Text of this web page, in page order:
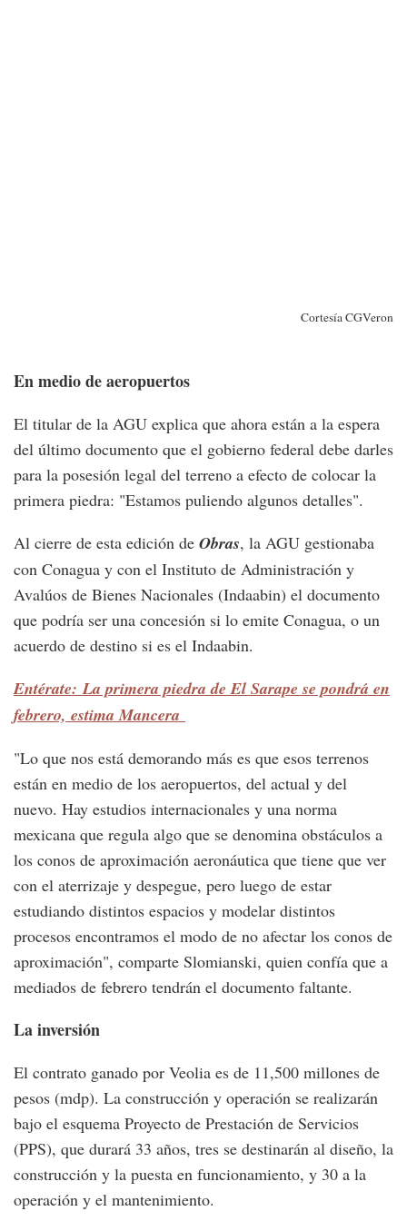
Cortesía CGVeron
En medio de aeropuertos
El titular de la AGU explica que ahora están a la espera
del último documento que el gobierno federal debe darles
para la posesión legal del terreno a efecto de colocar la
primera piedra: "Estamos puliendo algunos detalles".
Al cierre de esta edición de Obras, la AGU gestionaba
con Conagua y con el Instituto de Administración y
Avalúos de Bienes Nacionales (Indaabin) el documento
que podría ser una concesión si lo emite Conagua, o un
acuerdo de destino si es el Indaabin.
Entérate: La primera piedra de El Sarape se pondrá en
febrero, estima Mancera
"Lo que nos está demorando más es que esos terrenos
están en medio de los aeropuertos, del actual y del
nuevo. Hay estudios internacionales y una norma
mexicana que regula algo que se denomina obstáculos a
los conos de aproximación aeronáutica que tiene que ver
con el aterrizaje y despegue, pero luego de estar
estudiando distintos espacios y modelar distintos
procesos encontramos el modo de no afectar los conos de
aproximación", comparte Slomianski, quien confía que a
mediados de febrero tendrán el documento faltante.
La inversión
El contrato ganado por Veolia es de 11,500 millones de
pesos (mdp). La construcción y operación se realizarán
bajo el esquema Proyecto de Prestación de Servicios
(PPS), que durará 33 años, tres se destinarán al diseño, la
construcción y la puesta en funcionamiento, y 30 a la
operación y el mantenimiento.